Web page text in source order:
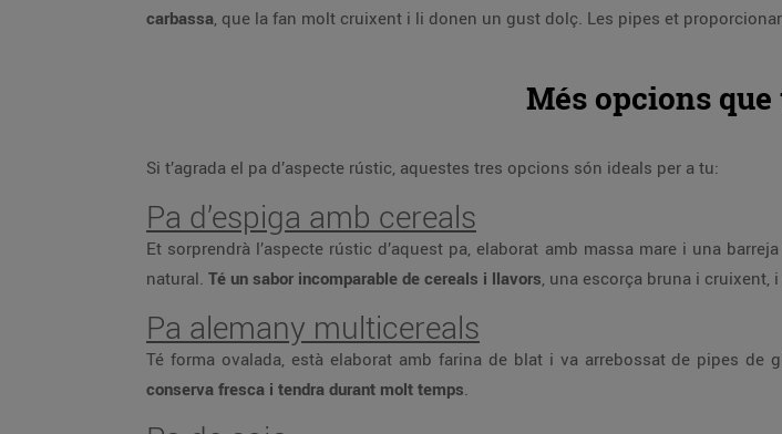
carbassa, que la fan molt cruixent i li donen un gust dolç. Les pipes et
Més opcions que
Si t’agrada el pa d’aspecte rústic, aquestes tres opcions són ideals per a tu:
Pa d’espiga amb cereals
Et sorprendrà l’aspecte rústic d’aquest pa, elaborat amb massa mare i una
natural. Té un sabor incomparable de cereals i llavors, una escorça bruna i cruixent,
Pa alemany multicereals
Té forma ovalada, està elaborat amb farina de blat i va arrebossat de pipes de
conserva fresca i tendra durant molt temps.